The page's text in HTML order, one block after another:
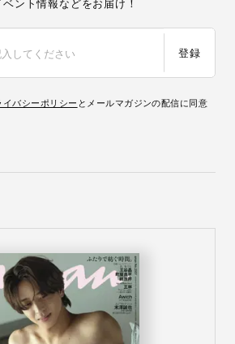
ント情報などをお届け！
登録
イバシーポリシー とメールマガジンの配信に同意